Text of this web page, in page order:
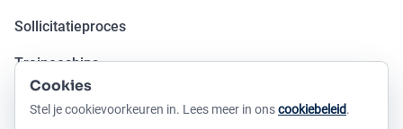
Sollicitatieproces
Traineeships
Open sollicitatie
Cookies
Stel je cookievoorkeuren in. Lees meer in onscookiebeleid.